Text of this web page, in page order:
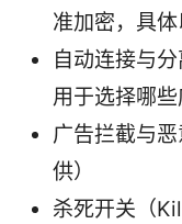
准加密，具
自动连接与
用于选择哪
广告拦截与
供）
杀死开关（